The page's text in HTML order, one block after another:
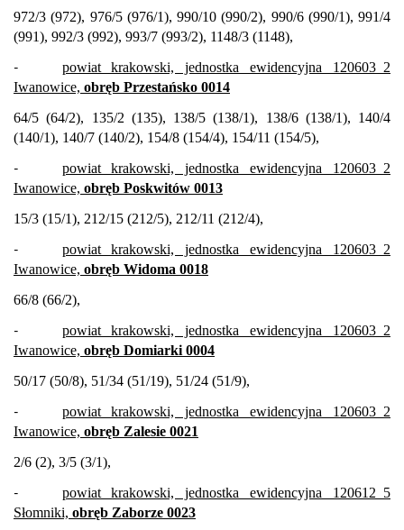
972/3 (972), 976/5 (976/1), 990/10 (990/2), 990/6 (990/1), 991/4
(991), 992/3 (992), 993/7 (993/2), 1148/3 (1148),
-
powiat krakowski, jednostka ewidencyjna 120603_2
Iwanowice, obręb Przestańsko 0014
64/5 (64/2), 135/2 (135), 138/5 (138/1), 138/6 (138/1), 140/4
(140/1), 140/7 (140/2), 154/8 (154/4), 154/11 (154/5),
-
powiat krakowski, jednostka ewidencyjna 120603_2
Iwanowice, obręb Poskwitów 0013
15/3 (15/1), 212/15 (212/5), 212/11 (212/4),
-
powiat krakowski, jednostka ewidencyjna 120603_2
Iwanowice, obręb Widoma 0018
66/8 (66/2),
-
powiat krakowski, jednostka ewidencyjna 120603_2
Iwanowice, obręb Domiarki 0004
50/17 (50/8), 51/34 (51/19), 51/24 (51/9),
-
powiat krakowski, jednostka ewidencyjna 120603_2
Iwanowice, obręb Zalesie 0021
2/6 (2), 3/5 (3/1),
-
powiat krakowski, jednostka ewidencyjna 120612_5
Słomniki, obręb Zaborze 0023